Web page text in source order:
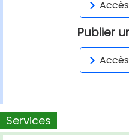
Publier
Services